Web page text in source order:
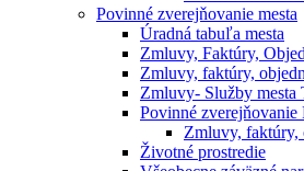
Povinné zverejňovanie mesta
Úradná tabuľa mesta
Zmluvy, Faktúry,
Zmluvy, faktúry,
Zmluvy- Služby mesta
Povinné
Zmluvy, faktúry,
Životné prostredie